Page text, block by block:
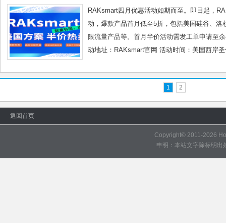
RAKsmart四月优惠活动如期而至。即日起，
动，爆款产品首月低至5折，包括美国硅谷、
限流量产品等。首月半价活动需发工单申请至
动地址：RAKsmart官网 活动时间：美国西岸
1 2
返回首页
Copyright© 2011-2026
申明：本站文字除标明出